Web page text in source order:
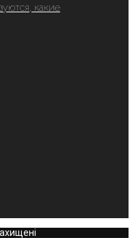
какие